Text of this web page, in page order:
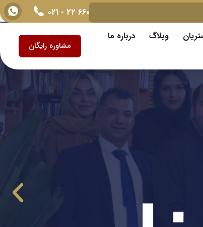
وبلاگ
درباره ما
مشاوره رایگان